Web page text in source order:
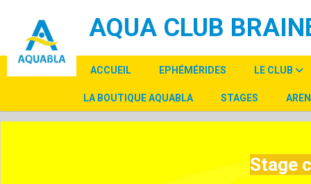
AQUA CLUB
ACCUEIL EPHÉMÉRIDES LE CLUB
LA BOUTIQUE AQUABLA STAGES
Stage